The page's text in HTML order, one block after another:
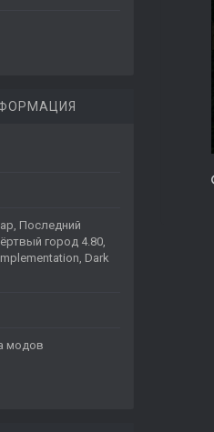
Последний
город 4.80,
Dark
модов